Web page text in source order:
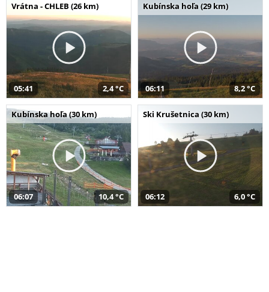
Vrátna - CHLEB (26 km)
05:41 2,4 °C
Kubínska hoľa (29 km)
06:11 8,2 °C
Kubínska hoľa (30 km)
06:07 10,4 °C
Ski Krušetnica (30 km)
06:12 6,0 °C